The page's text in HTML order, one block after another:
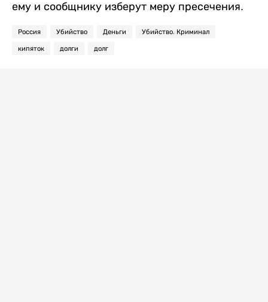
ему и сообщнику изберут меру пресечения.
Россия Убийство Деньги Убийство. Криминал
кипяток долги долг